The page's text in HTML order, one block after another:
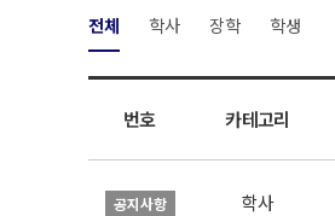
전체 학사 장학 학생
번호 카테고리
공지사항 학사